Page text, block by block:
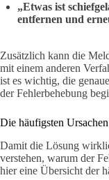
„Etwas ist
entfernen und
Zusätzlich kann die
mit einem anderen
ist es wichtig, die
der Fehlerbehebung
Die häufigsten
Damit die Lösung
verstehen, warum der
hier eine Übersicht der